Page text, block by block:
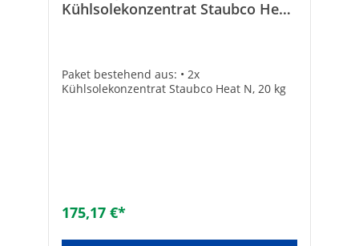
Kühlsolekonzentrat Staubco Heat
Paket bestehend aus: • 2x
Kühlsolekonzentrat Staubco Heat N, 20 kg
175,17 €*